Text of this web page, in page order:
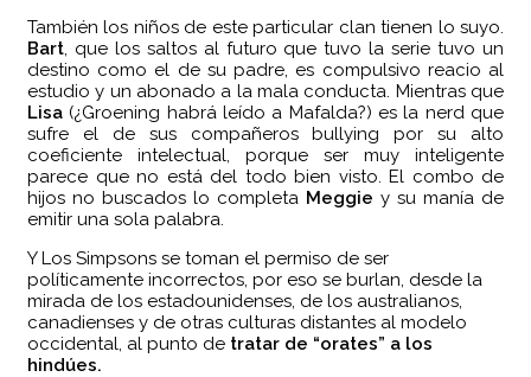
También los niños de este particular clan tienen lo suyo.
Bart , que los saltos al futuro que tuvo la serie tuvo un
destino como el de su padre, es compulsivo reacio al
estudio y un abonado a la mala conducta. Mientras que
Lisa (¿Groening habrá leído a Mafalda?) es la nerd que
sufre el de sus compañeros bullying por su alto
coeficiente intelectual, porque ser muy inteligente
parece que no está del todo bien visto. El combo de
hijos no buscados lo completa Meggie y su manía de
emitir una sola palabra.
Y Los Simpsons se toman el permiso de ser
políticamente incorrectos, por eso se burlan, desde la
mirada de los estadounidenses, de los australianos,
canadienses y de otras culturas distantes al modelo
occidental, al punto de tratar de “orates” a los
hindúes.